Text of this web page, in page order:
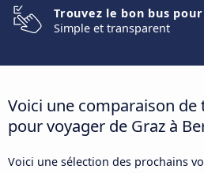
Trouvez le bon bus
Simple et transparent
Voici une comparaison de
pour voyager de Graz à
Voici une sélection des prochains